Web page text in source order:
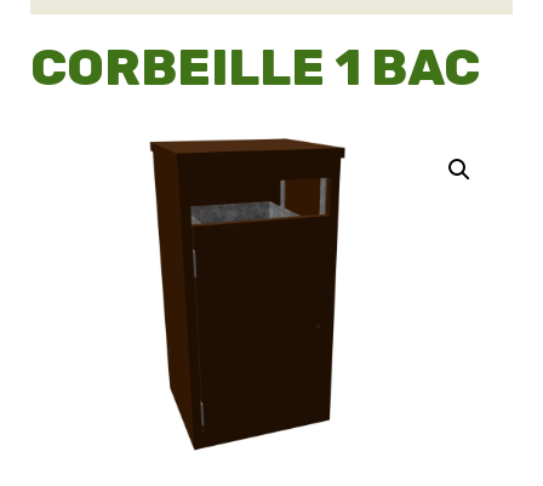
CORBEILLE 1 BAC